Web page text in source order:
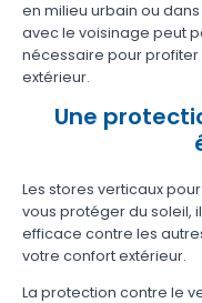
en milieu urbain ou
avec le voisinage peut
nécessaire pour
extérieur.
Une
Les stores verticaux
vous protéger du soleil,
efficace contre les
votre confort extérieur.
La protection contre le